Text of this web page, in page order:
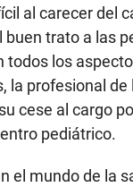
al carecer del
buen trato a las
todos los
la profesional de
cese al cargo
pediátrico.
el mundo de la